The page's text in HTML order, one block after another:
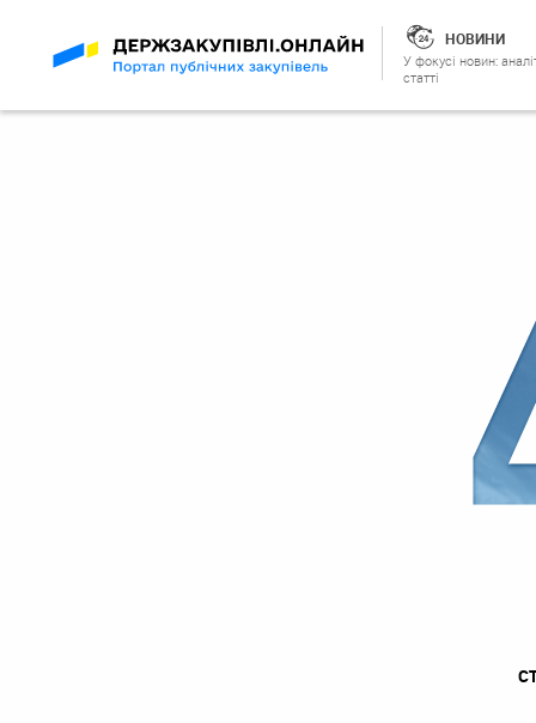
НОВИНИ
У фокусі новин:
статті